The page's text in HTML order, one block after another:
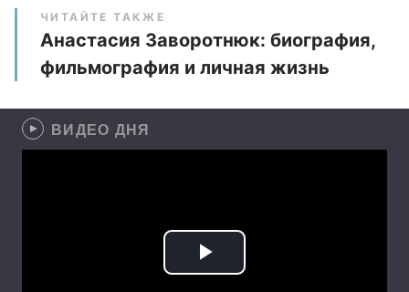
ЧИТАЙТЕ ТАКЖЕ
Анастасия Заворотнюк: биография,
фильмография и личная жизнь
ВИДЕО ДНЯ